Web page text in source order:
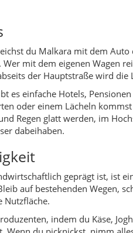
geprägt ist, ist
auf bestehenden Wegen,
indem du Käse,
Wenn du picknickst, nimm
sich
, die einen authentischen
gerne weite Landschaften,
Kindern zeigen möchten,
, die antike Spuren
Rezepte-Ideen
seine Milch- und
Joghurt und Butter aus